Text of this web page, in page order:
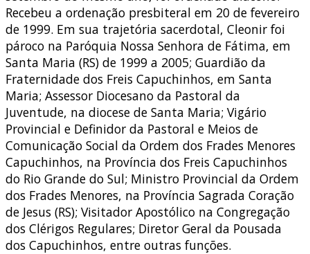
Recebeu a ordenação presbiteral em 20 de fevereiro
de 1999. Em sua trajetória sacerdotal, Cleonir foi
pároco na Paróquia Nossa Senhora de Fátima, em
Santa Maria (RS) de 1999 a 2005; Guardião da
Fraternidade dos Freis Capuchinhos, em Santa
Maria; Assessor Diocesano da Pastoral da
Juventude, na diocese de Santa Maria; Vigário
Provincial e Definidor da Pastoral e Meios de
Comunicação Social da Ordem dos Frades Menores
Capuchinhos, na Província dos Freis Capuchinhos
do Rio Grande do Sul; Ministro Provincial da Ordem
dos Frades Menores, na Província Sagrada Coração
de Jesus (RS); Visitador Apostólico na Congregação
dos Clérigos Regulares; Diretor Geral da Pousada
dos Capuchinhos, entre outras funções.